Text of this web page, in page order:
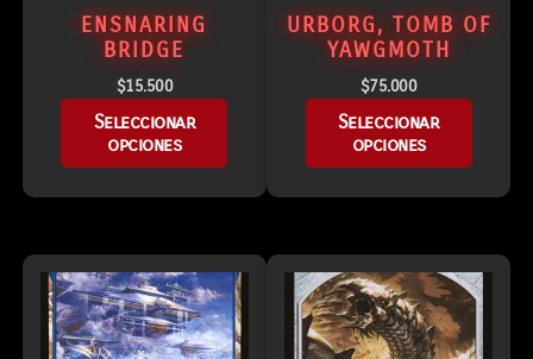
ENSNARING
BRIDGE
$15.500
Seleccionar
opciones
URBORG, TOMB OF
YAWGMOTH
$75.000
Seleccionar
opciones